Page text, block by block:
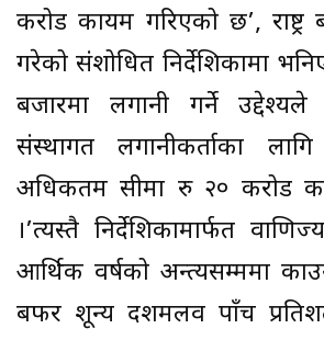
करोड कायम गरिएको छ’,
गरेको संशोधित निर्देशिकामा
बजारमा लगानी गर्ने
संस्थागत लगानीकर्ताका
अधिकतम सीमा रु २० करोड
।’त्यस्तै निर्देशिकामार्फत
आर्थिक वर्षको अन्त्यसम्ममा
बफर शून्य दशमलव पाँच